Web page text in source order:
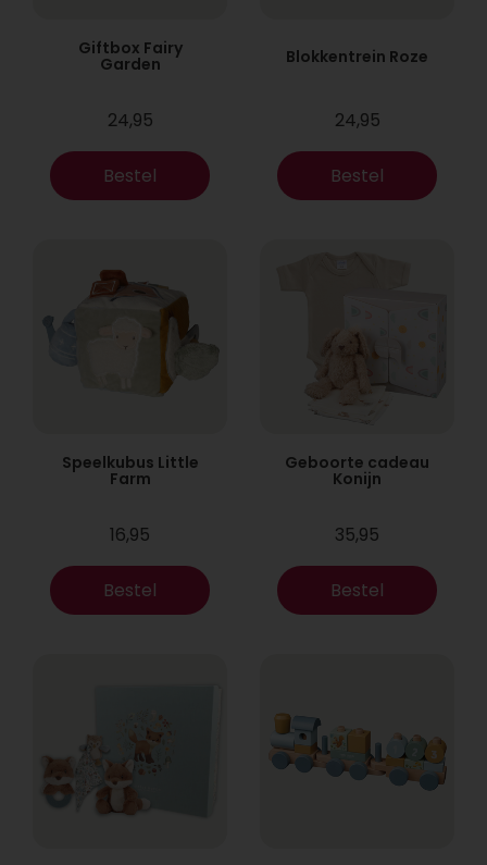
Giftbox Fairy
Garden
24,95
Bestel
Blokkentrein Roze
24,95
Bestel
Speelkubus Little
Farm
16,95
Bestel
Geboorte cadeau
Konijn
35,95
Bestel